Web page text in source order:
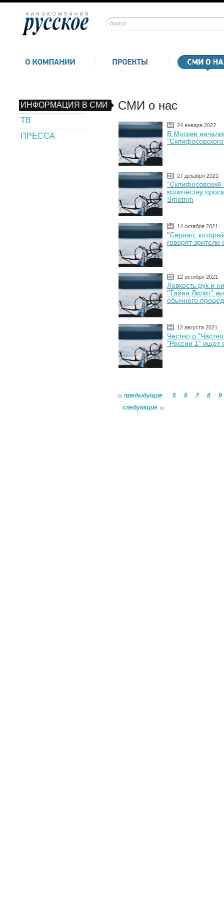
ИНФОРМАЦИЯ В СМИ
ТВ
ПРЕССА
СМИ о нас
24 января 2022
В Москве
27 декабря 2021
количеству
Smotrim
14 октября 2021
"Сериал,
говорят
12 октября 2021
Ловкость рук и
"Тайна Лилит"
обычного
12 августа 2021
Честно о
"России 1" ищет
предыдущие 5 6 7 8
9
следующие